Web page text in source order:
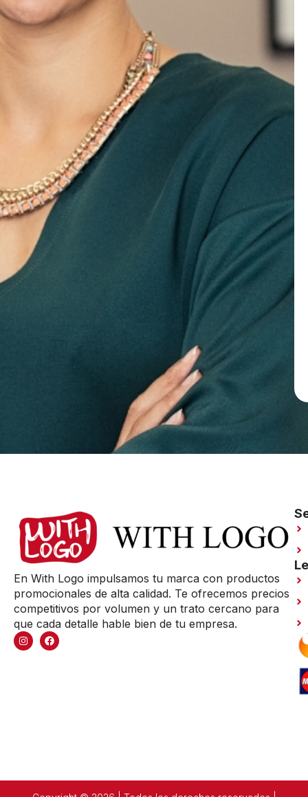
En With Logo impulsamos tu marca con productos
promocionales de alta calidad. Te ofrecemos precios
competitivos por volumen y un trato cercano para
que cada detalle hable bien de tu empresa.